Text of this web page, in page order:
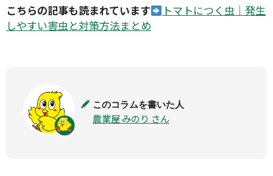
こちらの記事も読まれています
トマトにつく虫｜発生
しやすい害虫と対策方法まとめ
このコラムを書いた人
農業屋 みのり さん